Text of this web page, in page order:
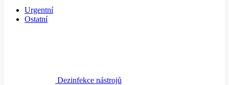
Urgentní
Ostatní
Dezinfekce nástrojů